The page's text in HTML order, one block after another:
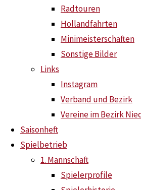
Radtouren
Hollandfahrten
Minimeisterschaften
Sonstige Bilder
Links
Instagram
Verband und Bezirk
Vereine im Bezirk
Saisonheft
Spielbetrieb
1. Mannschaft
Spielerprofile
Saisoneröffnungsradtour 2025
Erfolgreicher Saisonstart der 1.
Regionalliga West
Instagram
Neue Beiträge